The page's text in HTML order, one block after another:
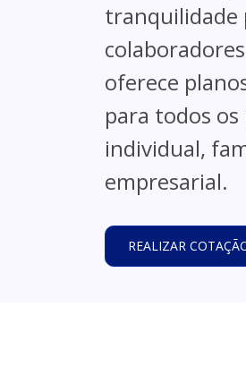
tranquilidade
oferece
para todos os
individual,
empresarial.
REALIZAR